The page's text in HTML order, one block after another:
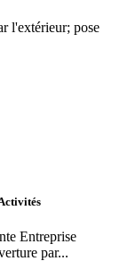
l'extérieur; pose
Entreprise
par...